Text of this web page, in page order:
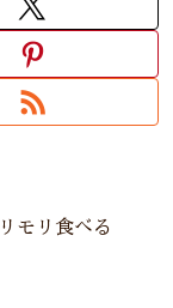
モリ食べる